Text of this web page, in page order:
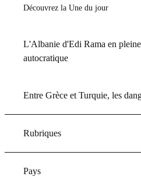
Découvrez la Une du jour
L'Albanie d'Edi Rama en
autocratique
Entre Grèce et Turquie, les
Rubriques
Pays